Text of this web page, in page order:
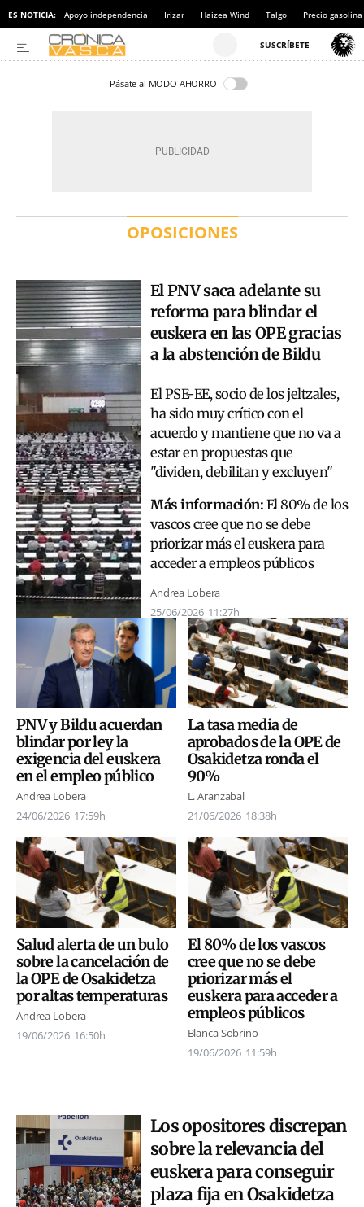
ES NOTICIA: Apoyo independencia Irizar Haizea Wind Talgo Precio gasolina
Pásate al MODO AHORRO
OPOSICIONES
El PNV saca adelante su
reforma para blindar el
euskera en las OPE gracias
a la abstención de Bildu
El PSE-EE, socio de los jeltzales,
ha sido muy crítico con el
acuerdo y mantiene que no va a
estar en propuestas que
"dividen, debilitan y excluyen"
Más información:El 80% de los
vascos cree que no se debe
priorizar más el euskera para
acceder a empleos públicos
Andrea Lobera
25/06/2026 11:27h
PNV y Bildu acuerdan
blindar por ley la
exigencia del euskera
en el empleo público
Andrea Lobera
24/06/2026 17:59h
La tasa media de
aprobados de la OPE de
Osakidetza ronda el
90%
L. Aranzabal
21/06/2026 18:38h
Salud alerta de un bulo
sobre la cancelación de
la OPE de Osakidetza
por altas temperaturas
Andrea Lobera
19/06/2026 16:50h
El 80% de los vascos
cree que no se debe
priorizar más el
euskera para acceder a
empleos públicos
Blanca Sobrino
19/06/2026 11:59h
Los opositores discrepan
sobre la relevancia del
euskera para conseguir
plaza fija en Osakidetza